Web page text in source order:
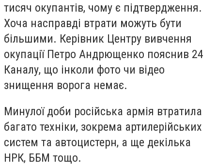
тисяч окупантів, чому є підтвердження.
Хоча насправді втрати можуть бути
більшими. Керівник Центру вивчення
окупації Петро Андрющенко пояснив 24
Каналу, що інколи фото чи відео
знищення ворога немає.
Минулої доби російська армія втратила
багато техніки, зокрема артилерійських
систем та автоцистерн, а ще декілька
НРК, ББМ тощо.